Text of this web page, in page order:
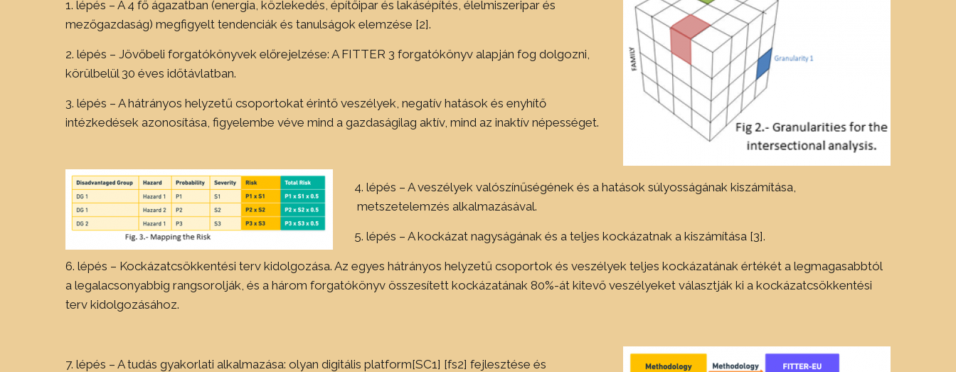
1. lépés – A 4 fő ágazatban (energia, közlekedés, építőipar és lakásépítés, élelmiszeripar és
mezőgazdaság) megfigyelt tendenciák és tanulságok elemzése [2].
2. lépés – Jövőbeli forgatókönyvek előrejelzése: A FITTER 3 forgatókönyv alapján fog dolgozni,
körülbelül 30 éves időtávlatban.
3. lépés – A hátrányos helyzetű csoportokat érintő veszélyek, negatív hatások és enyhítő
intézkedések azonosítása, figyelembe véve mind a gazdaságilag aktív, mind az inaktív népességet.
4. lépés – A veszélyek valószínűségének és a hatások súlyosságának kiszámítása,
metszetelemzés alkalmazásával.
5. lépés – A kockázat nagyságának és a teljes kockázatnak a kiszámítása [3].
6. lépés – Kockázatcsökkentési terv kidolgozása. Az egyes hátrányos helyzetű csoportok és veszélyek teljes kockázatának értékét a legmagasabbtól
a legalacsonyabbig rangsorolják, és a három forgatókönyv összesített kockázatának 80%-át kitevő veszélyeket választják ki a kockázatcsökkentési
terv kidolgozásához.
7. lépés – A tudás gyakorlati alkalmazása: olyan digitális platform[SC1] [fs2] fejlesztése és